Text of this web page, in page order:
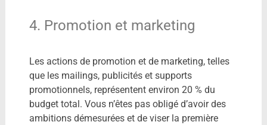
4. Promotion et marketing
Les actions de promotion et de marketing, telles
que les mailings, publicités et supports
promotionnels, représentent environ 20 % du
budget total. Vous n’êtes pas obligé d’avoir des
ambitions démesurées et de viser la première